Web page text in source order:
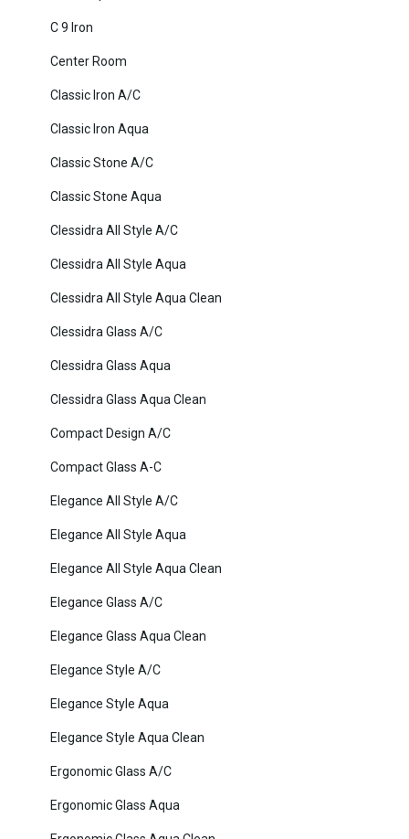
C 9 Iron
Center Room
Classic Iron A/C
Classic Iron Aqua
Classic Stone A/C
Classic Stone Aqua
Clessidra All Style A/C
Clessidra All Style Aqua
Clessidra All Style Aqua Clean
Clessidra Glass A/C
Clessidra Glass Aqua
Clessidra Glass Aqua Clean
Compact Design A/C
Compact Glass A-C
Elegance All Style A/C
Elegance All Style Aqua
Elegance All Style Aqua Clean
Elegance Glass A/C
Elegance Glass Aqua Clean
Elegance Style A/C
Elegance Style Aqua
Elegance Style Aqua Clean
Ergonomic Glass A/C
Ergonomic Glass Aqua